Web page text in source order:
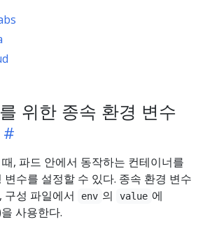
위한 종속 환경 변수
, 파드 안에서 동작하는 컨테이너를
변수를 설정할 수 있다. 종속 환경 변수
구성 파일에서
env 의 value 에
사용한다.